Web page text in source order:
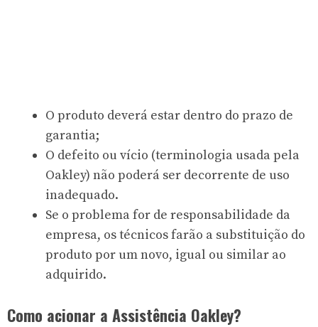
O produto deverá estar dentro do prazo de
garantia;
O defeito ou vício (terminologia usada pela
Oakley) não poderá ser decorrente de uso
inadequado.
Se o problema for de responsabilidade da
empresa, os técnicos farão a substituição do
produto por um novo, igual ou similar ao
adquirido.
Como acionar a Assistência Oakley?